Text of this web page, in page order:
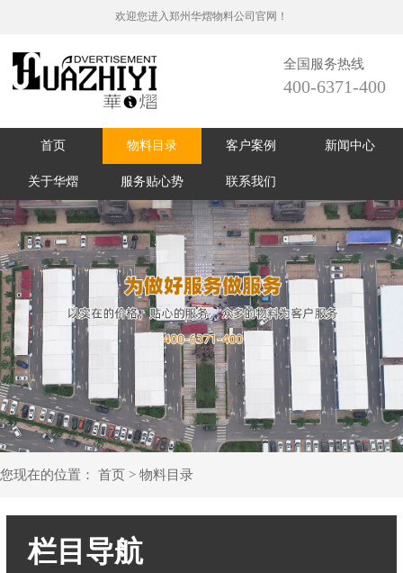
欢迎您进入郑州华熠物料公司官网！
全国服务热线
400-6371-400
首页 物料目录 客户案例 新闻中心
关于华熠 服务贴心势 联系我们
您现在的位置： 首页 > 物料目录
栏目导航